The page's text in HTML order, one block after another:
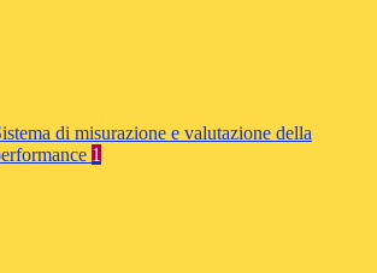
di misurazione e valutazione della
1